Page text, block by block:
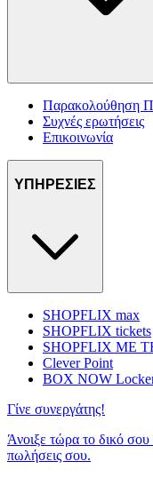
Παρακολούθηση
Συχνές ερωτήσεις
Επικοινωνία
ΥΠΗΡΕΣΙΕΣ
SHOPFLIX max
SHOPFLIX tickets
SHOPFLIX ΜΕ
Clever Point
BOX NOW
Γίνε συνεργάτης!
Άνοιξε τώρα το δικό
πωλήσεις σου.